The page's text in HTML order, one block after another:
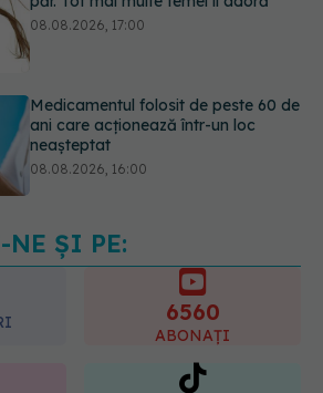
Medicamentul folosit de peste 60 de
Transpirații nocturne: semnul ignorat
care poate ascunde probleme
NE ȘI PE:
6560
ABONAȚI